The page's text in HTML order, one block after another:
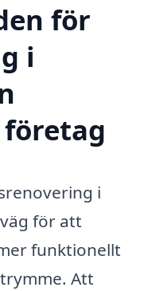
för
i
i
för att
funktionellt
Att